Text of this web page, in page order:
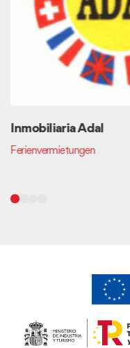
Inmobiliaria Adal
Ferienvermietungen